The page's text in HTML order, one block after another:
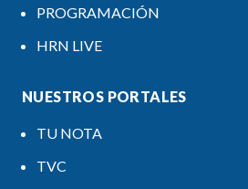
PROGRAMACIÓN
HRN LIVE
NUESTROS PORTALES
TU NOTA
TVC